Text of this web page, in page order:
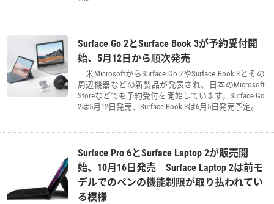
Surface Go 2とSurface Book 3が予約受付開
始、5月12日から順次発売
米MicrosoftからSurface Go 2やSurface Book 3とその
周辺機器などの新製品が発表され、日本のMicrosoft
Storeなどでも予約受付を開始しています。Surface Go
2は5月12日発売、Surface Book 3は6月5日発売予定。
Surface Pro 6とSurface Laptop 2が販売開
始、10月16日発売 Surface Laptop 2は前モ
デルでのペンの機能制限が取り払われてい
る模様